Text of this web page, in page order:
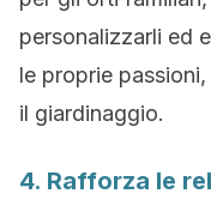
personalizzarli ed
le proprie
il giardinaggio.
4. Rafforza le